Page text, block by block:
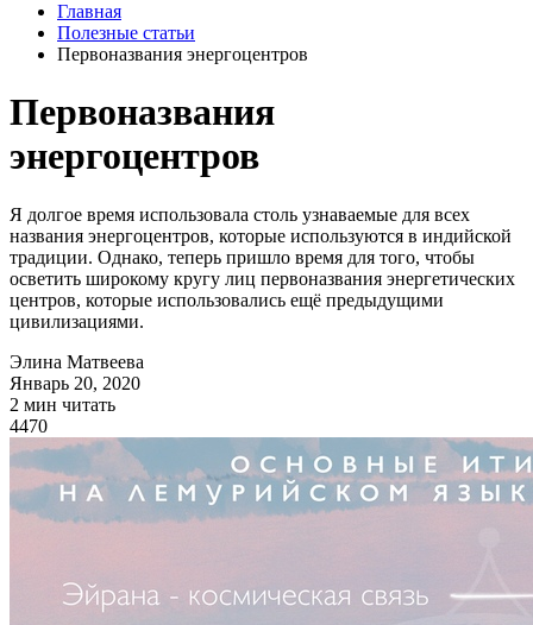
Главная
Полезные статьи
Первоназвания энергоцентров
Первоназвания
энергоцентров
Я долгое время использовала столь узнаваемые для всех
названия энергоцентров, которые используются в индийской
традиции. Однако, теперь пришло время для того, чтобы
осветить широкому кругу лиц первоназвания энергетических
центров, которые использовались ещё предыдущими
цивилизациями.
Элина Матвеева
Январь 20, 2020
2 мин читать
4470